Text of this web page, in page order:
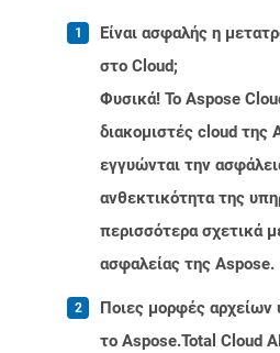
Είναι ασφαλής η
στο Cloud;
Φυσικά! Το Aspose
διακομιστές cloud της
εγγυώνται την
ανθεκτικότητα της
περισσότερα σχετικά
ασφαλείας της Aspose.
Ποιες μορφές αρχείων
το Aspose.Total Cloud